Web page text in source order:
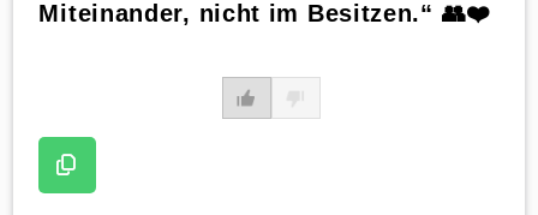
Miteinander, nicht im Besitzen.“ 👥❤️